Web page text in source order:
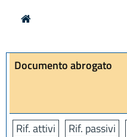
Documento abrogato
Rif. attivi Rif. passivi